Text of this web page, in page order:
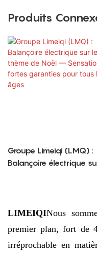
Produits
Groupe Limeiqi (LMQ) :
Balançoire électrique
LIMEIQINous
premier plan, fort de
irréprochable en